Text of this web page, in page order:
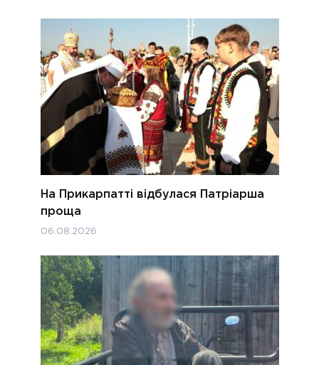
На Прикарпатті відбулася Патріарша
проща
06.08.2026